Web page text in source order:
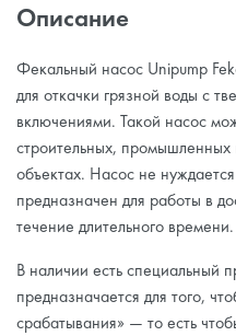
Описание
Фекальный насос Unipump
для откачки грязной воды c
включениями. Такой насос
строительных, промышленных
объектах. Насос не
предназначен для работы в
течение длительного времени.
В наличии есть специальный
предназначается для того,
срабатывания» — то есть